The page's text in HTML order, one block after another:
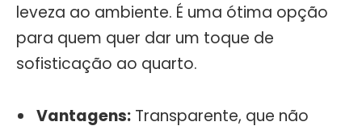
leveza ao ambiente. É uma ótima opção
para quem quer dar um toque de
sofisticação ao quarto.
Vantagens: Transparente, que não